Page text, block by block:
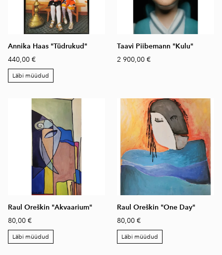
Annika Haas "Tüdrukud"
440,00 €
Läbi müüdud
Taavi Piibemann "Kulu"
2 900,00 €
Raul Oreškin "Akvaarium"
80,00 €
Läbi müüdud
Raul Oreškin "One Day"
80,00 €
Läbi müüdud